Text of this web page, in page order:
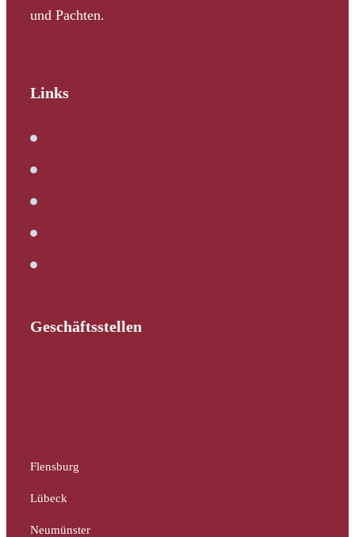
und Pachten.
Links
Geschäftsstellen
Flensburg
Lübeck
Neumünster